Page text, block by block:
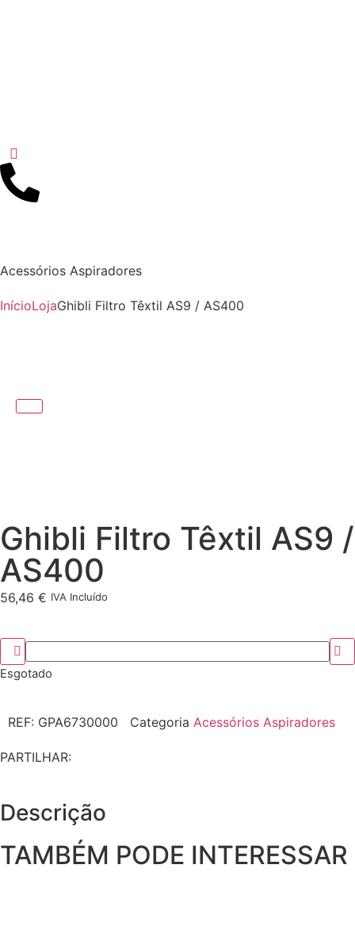
Acessórios Aspiradores
InícioLojaGhibli Filtro Têxtil AS9 / AS400
Ghibli Filtro Têxtil AS9 /
AS400
56,46 € IVA Incluído
Esgotado
REF: GPA6730000 Categoria Acessórios Aspiradores
PARTILHAR:
Descrição
TAMBÉM PODE INTERESSAR